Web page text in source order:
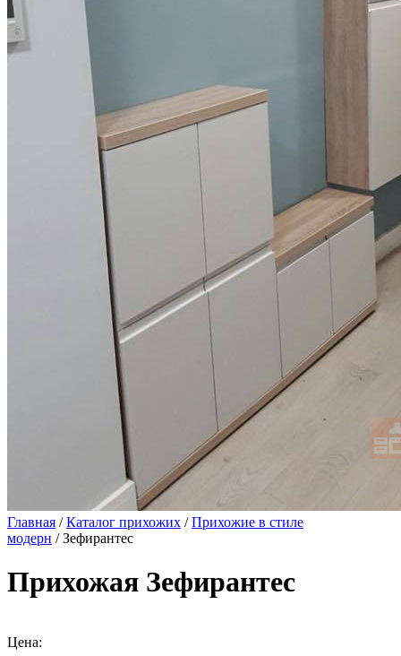
Главная /Каталог прихожих /Прихожие в стиле
модерн / Зефирантес
Прихожая Зефирантес
Цена: